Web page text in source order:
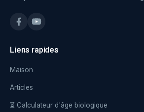
Liens rapides
Maison
Articles
⏳ Calculateur d'âge biologique